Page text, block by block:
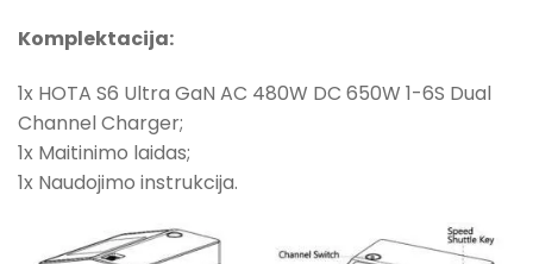
Komplektacija:
1x HOTA S6 Ultra GaN AC 480W DC 650W 1-6S Dual
Channel Charger;
1x Maitinimo laidas;
1x Naudojimo instrukcija.